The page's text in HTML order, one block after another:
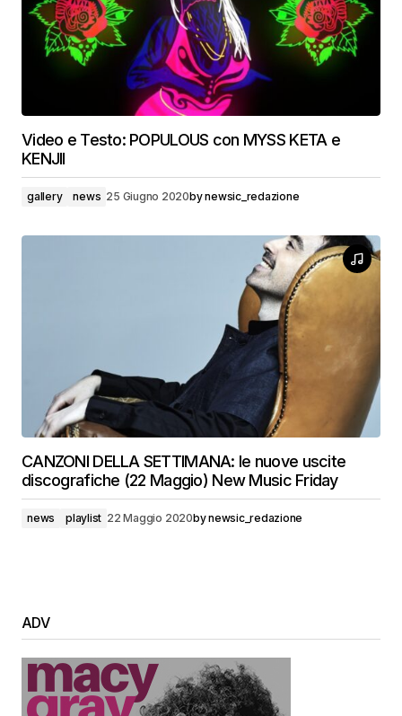
Video e Testo: POPULOUS con MYSS KETA e
KENJII
gallery news 25 Giugno 2020bynewsic_redazione
CANZONI DELLA SETTIMANA: le nuove uscite
discografiche (22 Maggio) New Music Friday
news playlist 22 Maggio 2020bynewsic_redazione
ADV